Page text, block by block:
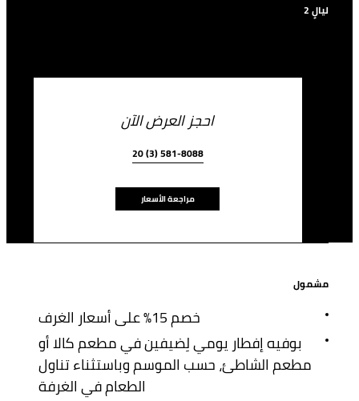
2 ليالٍ
احجز العرض الآن
20 (3) 581-8088
مراجعة الأسعار
مشمول
خصم 15% على أسعار الغرف
بوفيه إفطار يومي لِضيفين في مطعم كالا أو
مطعم الشاطئ، حسب الموسم وباستثناء تناول
الطعام في الغرفة